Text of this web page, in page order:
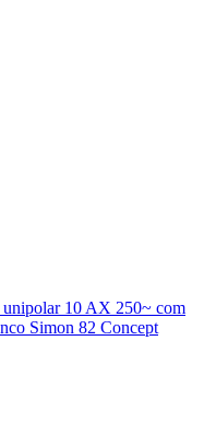
unipolar 10 AX 250~ com
Simon 82 Concept